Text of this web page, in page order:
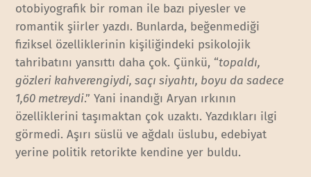
otobiyografik bir roman ile bazı piyesler ve
romantik şiirler yazdı. Bunlarda, beğenmediği
fiziksel özelliklerinin kişiliğindeki psikolojik
tahribatını yansıttı daha çok. Çünkü, “topaldı,
gözleri kahverengiydi, saçı siyahtı, boyu da sadece
1,60 metreydi.” Yani inandığı Aryan ırkının
özelliklerini taşımaktan çok uzaktı. Yazdıkları ilgi
görmedi. Aşırı süslü ve ağdalı üslubu, edebiyat
yerine politik retorikte kendine yer buldu.